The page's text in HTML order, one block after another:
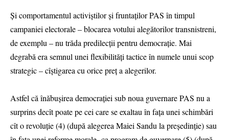
Și comportamentul activiștilor și fruntaților PAS în timpul
campaniei electorale – blocarea votului alegătorilor transnistreni,
de exemplu – nu trăda predilecții pentru democrație. Mai
degrabă era semnul unei flexibilități tactice în numele unui scop
strategic – cîștigarea cu orice preț a alegerilor.
Astfel că înăbușirea democrației sub noua guvernare PAS nu a
surprins decît poate pe cei care se exaltau în fața unei schimbări
cît o revoluție (4) (după alegerea Maiei Sandu la președinție) sau